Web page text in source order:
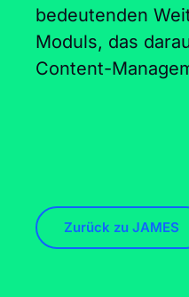
bedeutenden
Moduls, das
Content-
Zurück zu JAMES